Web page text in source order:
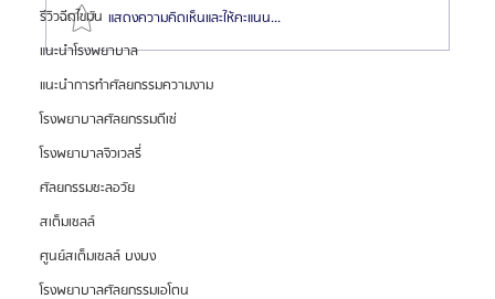
รีวิวฉีดไขมัน
แนะนำโรงพยาบาล
แนะนำการทำศัลยกรรมความงาม
โรงพยาบาลศัลยกรรมดีเซ่
โรงพยาบาลจิวเวลรี่
ศัลยกรรมชะลอวัย
สเต็มเซลล์
ศูนย์สเต็มเซลล์ บงบง
โรงพยาบาลศัลยกรรมเอโตน
สุขภาพลึก
แสดงความคิดเห็นและให้คะแนน...